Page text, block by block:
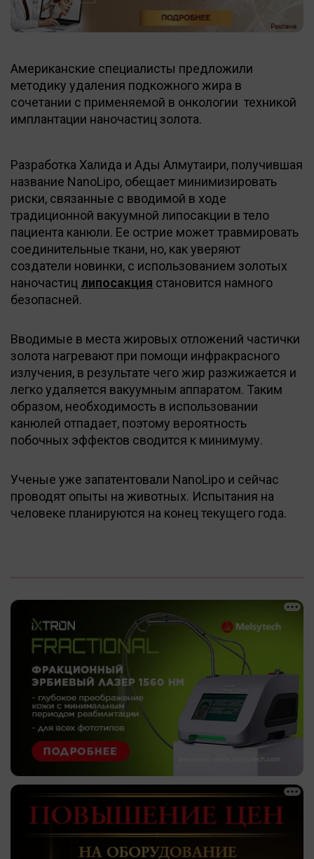
Американские специалисты предложили
методику удаления подкожного жира в
сочетании с применяемой в онкологии техникой
имплантации наночастиц золота.
Разработка Халида и Ады Алмутаири, получившая
название NanoLipo, обещает минимизировать
риски, связанные с вводимой в ходе
традиционной вакуумной липосакции в тело
пациента канюли. Ее острие может травмировать
соединительные ткани, но, как уверяют
создатели новинки, с использованием золотых
наночастиц липосакция становится намного
безопасней.
Вводимые в места жировых отложений частички
золота нагревают при помощи инфракрасного
излучения, в результате чего жир разжижается и
легко удаляется вакуумным аппаратом. Таким
образом, необходимость в использовании
канюлей отпадает, поэтому вероятность
побочных эффектов сводится к минимуму.
Ученые уже запатентовали NanoLipo и сейчас
проводят опыты на животных. Испытания на
человеке планируются на конец текущего года.